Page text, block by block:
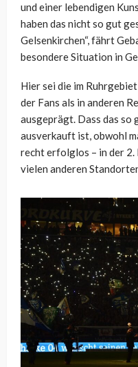
und einer lebendigen
haben das nicht so gut
Gelsenkirchen“, fährt
besondere Situation in
Hier sei die im
der Fans als in anderen
ausgeprägt. Dass das
ausverkauft ist, obwohl
recht erfolglos – in der 2.
vielen anderen